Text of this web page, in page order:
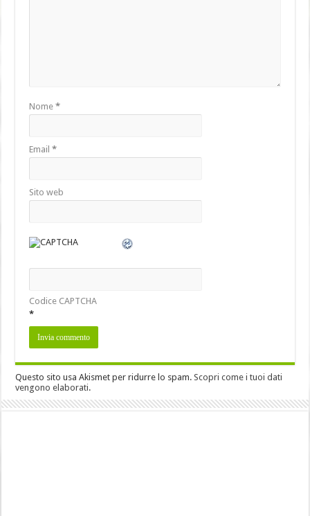
Nome*
Email*
Sito web
Codice CAPTCHA
*
Questo sito usa Akismet per ridurre lo spam.Scopri come i tuoi dati
vengono elaborati.